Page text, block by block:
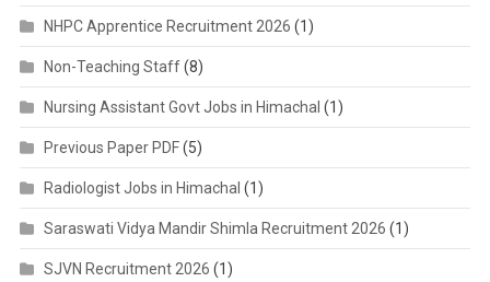
NHPC Apprentice Recruitment 2026 (1)
Non-Teaching Staff(8)
Nursing Assistant Govt Jobs in Himachal (1)
Previous Paper PDF(5)
Radiologist Jobs in Himachal (1)
Saraswati Vidya Mandir Shimla Recruitment 2026 (1)
SJVN Recruitment 2026 (1)